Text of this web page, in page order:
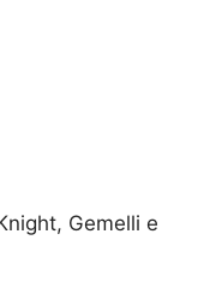
Gemelli e